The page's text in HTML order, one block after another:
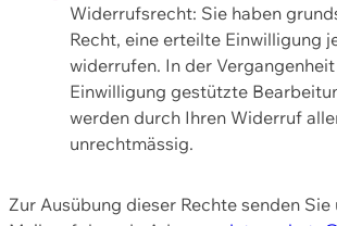
Widerrufsrecht: Sie haben
Recht, eine erteilte Einwilligung
widerrufen. In der
Einwilligung gestützte
werden durch Ihren Widerruf
unrechtmässig.
Zur Ausübung dieser Rechte senden